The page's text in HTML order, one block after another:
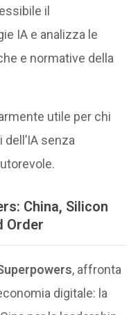
il
IA e analizza le
e normative della
utile per chi
senza
China, Silicon
Order
, affronta
digitale: la